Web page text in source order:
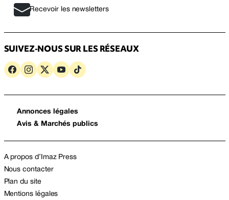
Recevoir les newsletters
SUIVEZ-NOUS SUR LES RÉSEAUX
Annonces légales
Avis & Marchés publics
A propos d’Imaz Press
Nous contacter
Plan du site
Mentions légales